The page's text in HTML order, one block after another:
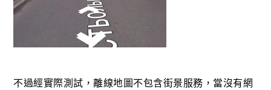
不過經實際測試，離線地圖不包含街景服務，當沒有網